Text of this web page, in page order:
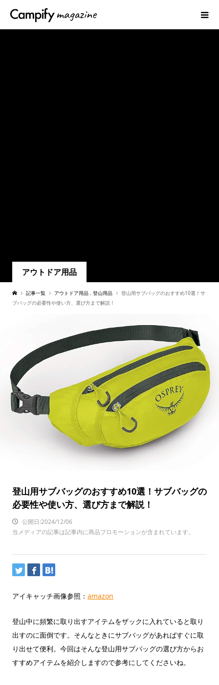
アウトドア用品
記事一覧 アウトドア用品 , 登山用品
登山用サブバッグのおすすめ10選！サ
ブバッグの必要性や使い方、選び方まで解説！
登山用サブバッグのおすすめ10選！サブバッグの
必要性や使い方、選び方まで解説！
公開日:2024/12/06
当メディアの記事は記事内に商品プロモーションが含まれています。
アイキャッチ画像参照： amazon
登山中に頻繁に取り出すアイテムをザックに入れていると取り
出すのに面倒です。そんなときにサブバッグがあればすぐに取
り出せて便利。今回はそんな登山用サブバッグの選び方からお
すすめアイテムを紹介しますので参考にしてくださいね。